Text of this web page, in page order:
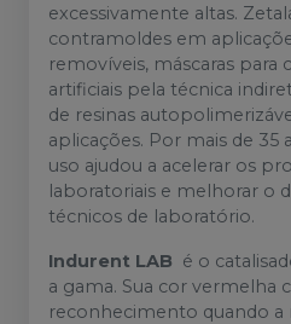
excessivamente altas.
contramoldes em
removíveis, máscaras para
artificiais pela técnica
de resinas
aplicações. Por mais de 35
uso ajudou a acelerar os
laboratoriais e melhorar o
técnicos de laboratório.
Indurent LAB é o
a gama. Sua cor vermelha
reconhecimento quando a